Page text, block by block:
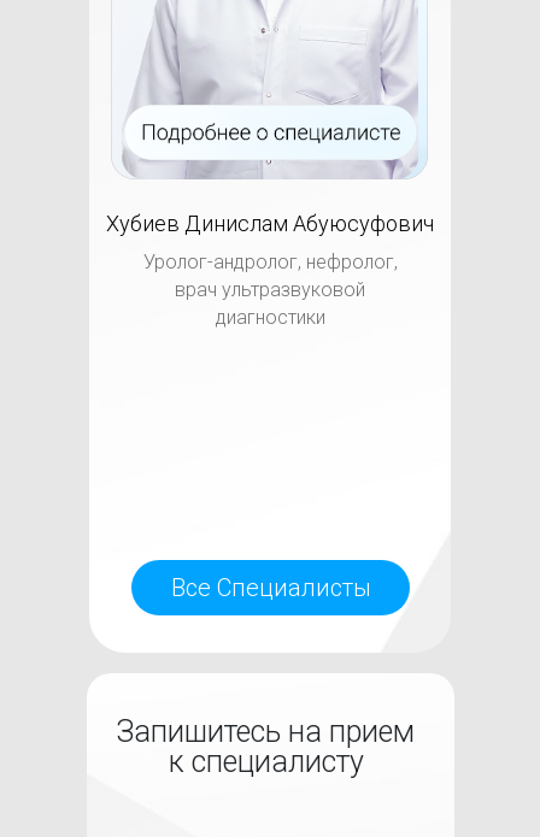
Хубиев Динислам Абуюсуфович
Уролог-андролог, нефролог,
врач ультразвуковой
диагностики
Все Специалисты
Запишитесь на прием
к специалисту